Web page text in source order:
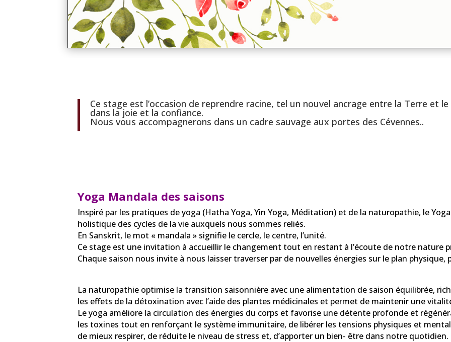
Ce stage est l’occasion de reprendre racine, tel un nouvel ancrage entre la Terre et le
dans la joie et la confiance.
Nous vous accompagnerons dans un cadre sauvage aux portes des Cévennes..
Yoga Mandala des saisons
Inspiré par les pratiques de yoga (Hatha Yoga, Yin Yoga, Méditation) et de la naturopathie, le
holistique des cycles de la vie auxquels nous sommes reliés.
En Sanskrit, le mot « mandala » signifie le cercle, le centre, l’unité.
Ce stage est une invitation à accueillir le changement tout en restant à l’écoute de notre nature
Chaque saison nous invite à nous laisser traverser par de nouvelles énergies sur le plan
La naturopathie optimise la transition saisonnière avec une alimentation de saison équilibrée,
les effets de la détoxination avec l’aide des plantes médicinales et permet de maintenir une
Le yoga améliore la circulation des énergies du corps et favorise une détente profonde et
les toxines tout en renforçant le système immunitaire, de libérer les tensions physiques et
de mieux respirer, de réduite le niveau de stress et, d’apporter un bien- être dans notre quotidien.